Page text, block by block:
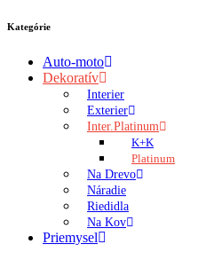
Kategórie
Auto-moto
Dekoratív
Interier
Exterier
Inter.Platinum
K+K
Platinum
Na Drevo
Náradie
Riedidla
Na Kov
Priemysel